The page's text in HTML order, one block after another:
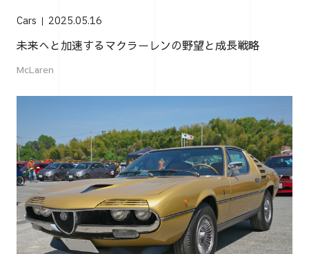
Cars 2025.05.16
未来へと加速するマクラーレンの野望と成長戦略
McLaren